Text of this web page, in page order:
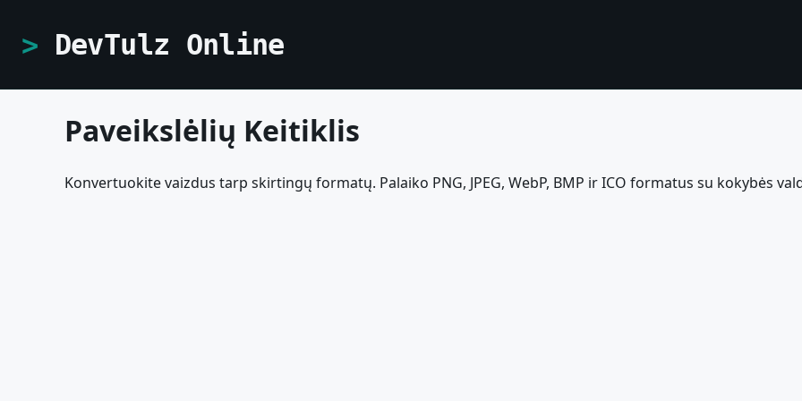
DevTulz Online
Paveikslėlių Keitiklis
Konvertuokite vaizdus tarp skirtingų formatų. Palaiko PNG, JPEG, WebP, BMP ir ICO formatus su kokybės